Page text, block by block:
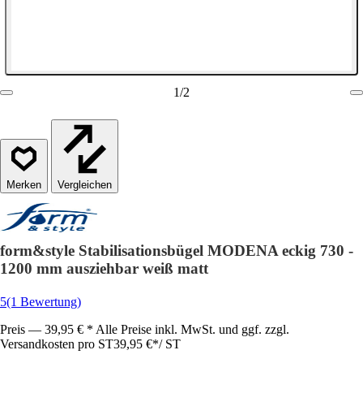
1/2
Vergleichen
form&style Stabilisationsbügel MODENA eckig 730 -
1200 mm ausziehbar weiß matt
5(1 Bewertung)
Preis — 39,95 € * Alle Preise inkl. MwSt. und ggf. zzgl.
Versandkosten pro ST39,95 €*/ ST